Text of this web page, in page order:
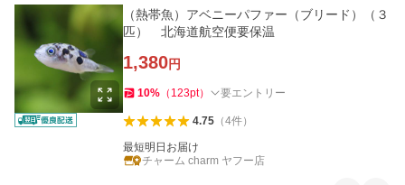
（熱帯魚）アベニーパファー（ブリード）（３
匹） 北海道航空便要保温
1,380円
10% （ 123pt） 要エントリー
4.75（4件）
最短明日お届け
チャーム charm ヤフー店